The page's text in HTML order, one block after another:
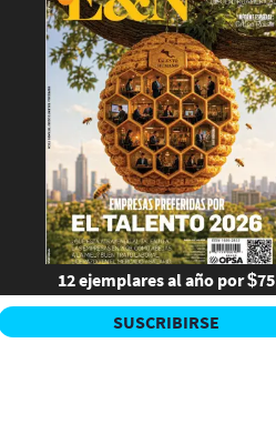
12 ejemplares al año por $75
SUSCRIBIRSE